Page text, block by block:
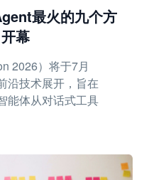
最火的九个方
幕
2026）将于7月
沿技术展开，旨在
能体从对话式工具